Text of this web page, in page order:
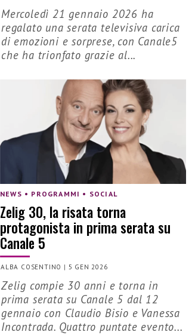
Mercoledì 21 gennaio 2026 ha
regalato una serata televisiva carica
di emozioni e sorprese, con Canale5
che ha trionfato grazie al...
NEWS • PROGRAMMI • SOCIAL
Zelig 30, la risata torna
protagonista in prima serata su
Canale 5
ALBA COSENTINO | 5 GEN 2026
Zelig compie 30 anni e torna in
prima serata su Canale 5 dal 12
gennaio con Claudio Bisio e Vanessa
Incontrada. Quattro puntate evento...